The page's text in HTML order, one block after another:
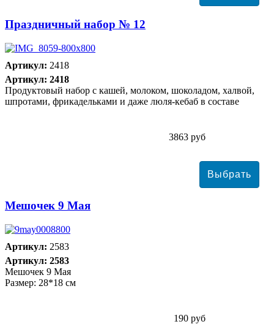
Праздничный набор № 12
Артикул: 2418
Артикул: 2418
Продуктовый набор с кашей, молоком, шоколадом, халвой,
шпротами, фрикадельками и даже люля-кебаб в составе
3863 руб
Мешочек 9 Мая
Артикул: 2583
Артикул: 2583
Мешочек 9 Мая
Размер: 28*18 см
190 руб